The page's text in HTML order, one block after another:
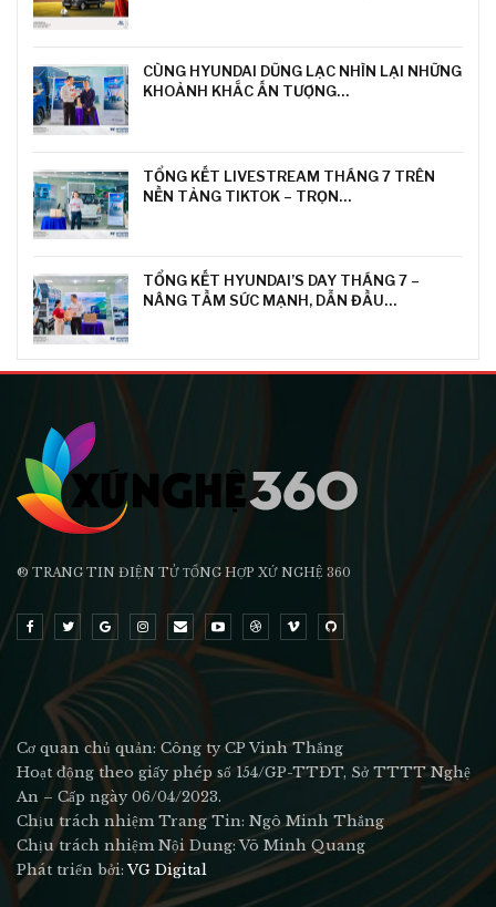
CÙNG HYUNDAI DŨNG LẠC NHÌN LẠI NHỮNG
KHOẢNH KHẮC ẤN TƯỢNG…
TỔNG KẾT LIVESTREAM THÁNG 7 TRÊN
NỀN TẢNG TIKTOK – TRỌN…
TỔNG KẾT HYUNDAI’S DAY THÁNG 7 –
NÂNG TẦM SỨC MẠNH, DẪN ĐẦU…
® TRANG TIN ĐIỆN TỬ ТỔNG HỢP XỨ NGHỆ 360
Cơ quan chủ quản: Công ty CP Vinh Thắng
Hoạt động theo giấy phép số 154/GP-TTĐT, Sở TTTT Nghệ
An – Cấp ngày 06/04/2023.
Chịu trách nhiệm Trang Tin: Ngô Minh Thắng
Chịu trách nhiệm Nội Dung: Võ Minh Quang
Phát triển bởi:VG Digital